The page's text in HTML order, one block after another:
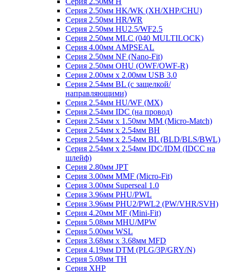
Серия 2.50мм HK/WK (XH/XHP/CHU)
Серия 2.50мм HR/WR
Серия 2.50мм HU2.5/WF2.5
Серия 2.50мм MLC (040 MULTILOCK)
Серия 4.00мм AMPSEAL
Серия 2.50мм NF (Nano-Fit)
Серия 2.50мм OHU (OWF/OWF-R)
Серия 2.00мм x 2.00мм USB 3.0
Серия 2.54мм BL (с защелкой/
направляющими)
Серия 2.54мм HU/WF (MX)
Серия 2.54мм IDC (на провод)
Серия 2.54мм х 1.50мм MM (Micro-Match)
Серия 2.54мм х 2.54мм BH
Серия 2.54мм х 2.54мм BL (BLD/BLS/BWL)
Серия 2.54мм х 2.54мм IDC/IDM (IDCC на
шлейф)
Серия 2.80мм JPT
Серия 3.00мм MMF (Micro-Fit)
Серия 3.00мм Superseal 1.0
Серия 3.96мм PHU/PWL
Серия 3.96мм PHU2/PWL2 (PW/VHR/SVH)
Серия 4.20мм MF (Mini-Fit)
Серия 5.08мм MHU/MPW
Серия 5.00мм WSL
Серия 3.68мм х 3.68мм MFD
Серия 4.19мм DTM (PLG/3P/GRY/N)
Серия 5.08мм TH
Серия XHP